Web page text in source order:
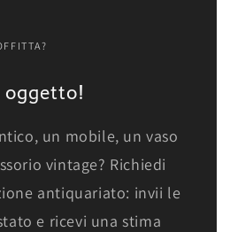
un mobile, un vaso
vintage? Richiedi
antiquariato: invii le
e ricevi una stima